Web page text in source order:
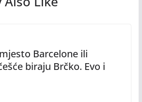
Barcelone ili
biraju Brčko. Evo i